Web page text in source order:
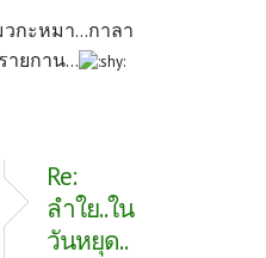
ะหมา...กาลา
ายกาน...
Re:
ลำใย..ใน
วันหยุด..